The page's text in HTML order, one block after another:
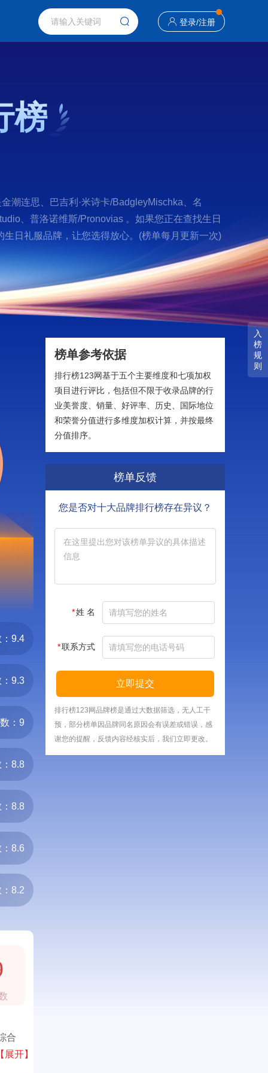
登录/注册
入
榜
规
则
榜
潮连思、巴吉利·米诗卡/BadgleyMischka、名
、普洛诺维斯/Pronovias 。如果您正在查找生日
日礼服品牌，让您选得放心。(榜单每月更新一次)
9.4
9.3
：9
8.8
8.8
8.6
8.2
合
【展开】
榜单参考依据
排行榜123网基于五个主要维度和七项加权
项目进行评比，包括但不限于收录品牌的行
业美誉度、销量、好评率、历史、国际地位
和荣誉分值进行多维度加权计算，并按最终
分值排序。
榜单反馈
您是否对十大品牌排行榜存在异议？
*姓 名
*联系方式
立即提交
排行榜123网品牌榜是通过大数据筛选，无人工干
预，部分榜单因品牌同名原因会有误差或错误，感
谢您的提醒，反馈内容经核实后，我们立即更改。